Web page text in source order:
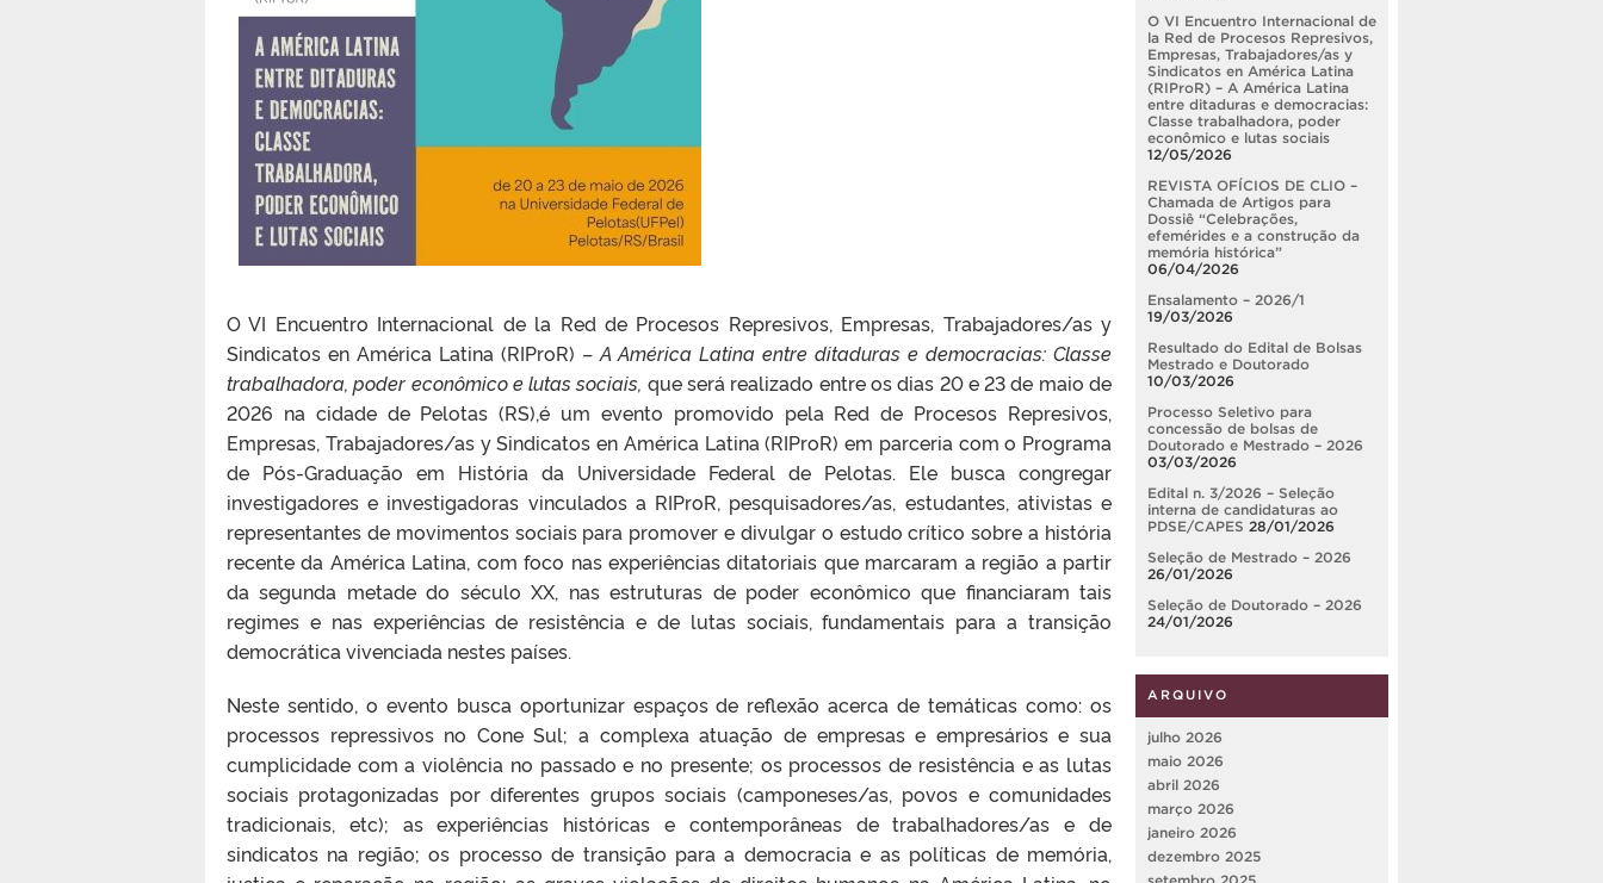
O VI Encuentro Internacional de la Red de Procesos Represivos, Empresas, Trabajadores/as y
Sindicatos en América Latina (RIProR) – A América Latina entre ditaduras e democracias: Classe
trabalhadora, poder econômico e lutas sociais, que será realizado entre os dias 20 e 23 de maio de
2026 na cidade de Pelotas (RS),é um evento promovido pela Red de Procesos Represivos,
Empresas, Trabajadores/as y Sindicatos en América Latina (RIProR) em parceria com o Programa
de Pós-Graduação em História da Universidade Federal de Pelotas. Ele busca congregar
investigadores e investigadoras vinculados a RIProR, pesquisadores/as, estudantes, ativistas e
representantes de movimentos sociais para promover e divulgar o estudo crítico sobre a história
recente da América Latina, com foco nas experiências ditatoriais que marcaram a região a partir
da segunda metade do século XX, nas estruturas de poder econômico que financiaram tais
regimes e nas experiências de resistência e de lutas sociais, fundamentais para a transição
democrática vivenciada nestes países.
Neste sentido, o evento busca oportunizar espaços de reflexão acerca de temáticas como: os
processos repressivos no Cone Sul; a complexa atuação de empresas e empresários e sua
cumplicidade com a violência no passado e no presente; os processos de resistência e as lutas
sociais protagonizadas por diferentes grupos sociais (camponeses/as, povos e comunidades
tradicionais, etc); as experiências históricas e contemporâneas de trabalhadores/as e de
sindicatos na região; os processo de transição para a democracia e as políticas de memória,
O VI Encuentro Internacional de
la Red de Procesos Represivos,
Empresas, Trabajadores/as y
Sindicatos en América Latina
(RIProR) – A América Latina
entre ditaduras e democracias:
Classe trabalhadora, poder
econômico e lutas sociais
12/05/2026
REVISTA OFÍCIOS DE CLIO –
Chamada de Artigos para
Dossiê “Celebrações,
efemérides e a construção da
memória histórica”
06/04/2026
Ensalamento – 2026/1
19/03/2026
Resultado do Edital de Bolsas
Mestrado e Doutorado
10/03/2026
Processo Seletivo para
concessão de bolsas de
Doutorado e Mestrado – 2026
03/03/2026
Edital n. 3/2026 – Seleção
interna de candidaturas ao
PDSE/CAPES 28/01/2026
Seleção de Mestrado – 2026
26/01/2026
Seleção de Doutorado – 2026
24/01/2026
ARQUIVO
julho 2026
maio 2026
abril 2026
março 2026
janeiro 2026
dezembro 2025